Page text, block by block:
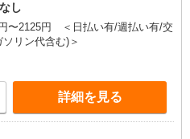
し
〜2125円 ＜日払い有/週払い有/交
リン代含む)＞
詳細を見る